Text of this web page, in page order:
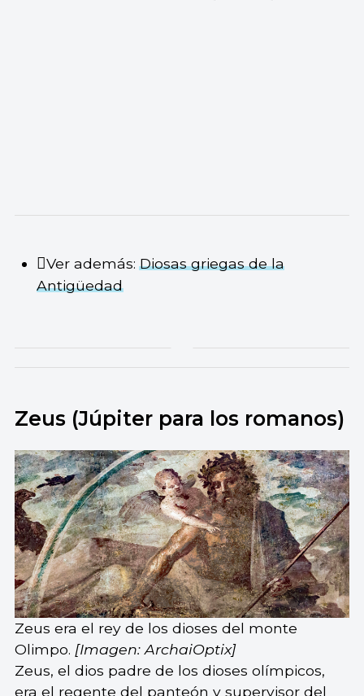
Ver además:Diosas griegas de la
Antigüedad
Zeus (Júpiter para los romanos)
Zeus era el rey de los dioses del monte
Olimpo. [Imagen: ArchaiOptix]
Zeus, el dios padre de los dioses olímpicos,
era el regente del panteón y supervisor del